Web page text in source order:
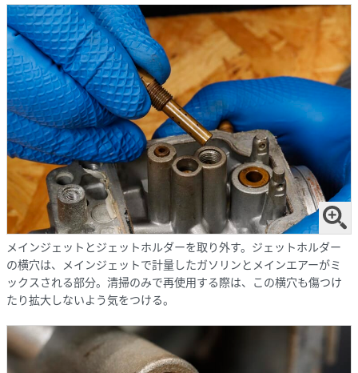
メインジェットとジェットホルダーを取り外す。ジェットホルダー
の横穴は、メインジェットで計量したガソリンとメインエアーがミ
ックスされる部分。清掃のみで再使用する際は、この横穴も傷つけ
たり拡大しないよう気をつける。